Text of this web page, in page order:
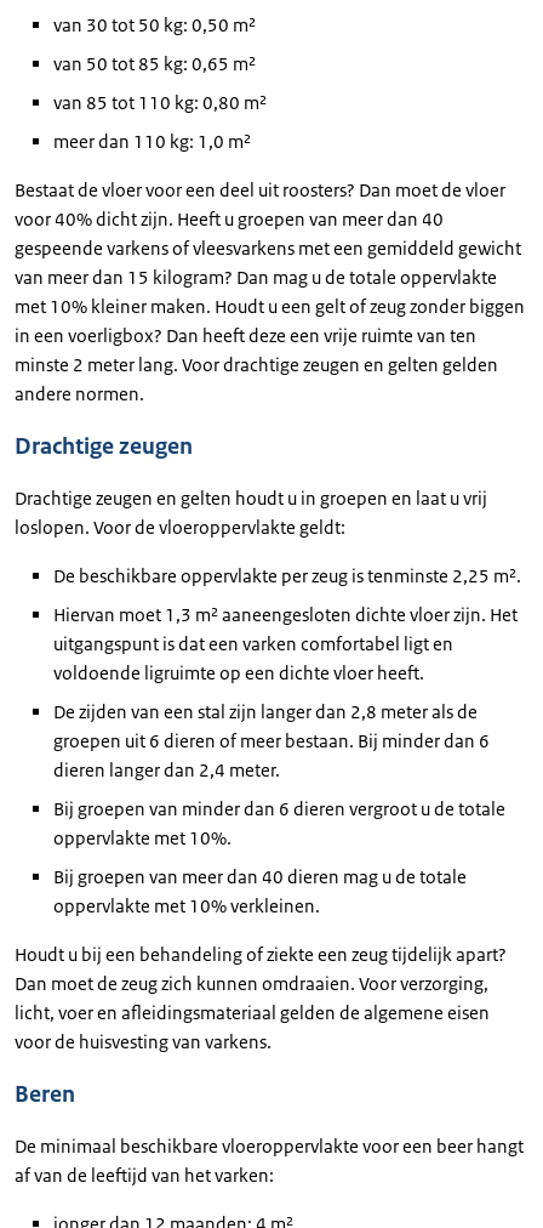
van 30 tot 50 kg: 0,50 m²
van 50 tot 85 kg: 0,65 m²
van 85 tot 110 kg: 0,80 m²
meer dan 110 kg: 1,0 m²
Bestaat de vloer voor een deel uit roosters? Dan moet de vloer
voor 40% dicht zijn. Heeft u groepen van meer dan 40
gespeende varkens of vleesvarkens met een gemiddeld gewicht
van meer dan 15 kilogram? Dan mag u de totale oppervlakte
met 10% kleiner maken. Houdt u een gelt of zeug zonder biggen
in een voerligbox? Dan heeft deze een vrije ruimte van ten
minste 2 meter lang. Voor drachtige zeugen en gelten gelden
andere normen.
Drachtige zeugen
Drachtige zeugen en gelten houdt u in groepen en laat u vrij
loslopen. Voor de vloeroppervlakte geldt:
De beschikbare oppervlakte per zeug is tenminste 2,25 m².
Hiervan moet 1,3 m² aaneengesloten dichte vloer zijn. Het
uitgangspunt is dat een varken comfortabel ligt en
voldoende ligruimte op een dichte vloer heeft.
De zijden van een stal zijn langer dan 2,8 meter als de
groepen uit 6 dieren of meer bestaan. Bij minder dan 6
dieren langer dan 2,4 meter.
Bij groepen van minder dan 6 dieren vergroot u de totale
oppervlakte met 10%.
Bij groepen van meer dan 40 dieren mag u de totale
oppervlakte met 10% verkleinen.
Houdt u bij een behandeling of ziekte een zeug tijdelijk apart?
Dan moet de zeug zich kunnen omdraaien. Voor verzorging,
licht, voer en afleidingsmateriaal gelden de algemene eisen
voor de huisvesting van varkens.
Beren
De minimaal beschikbare vloeroppervlakte voor een beer hangt
af van de leeftijd van het varken: